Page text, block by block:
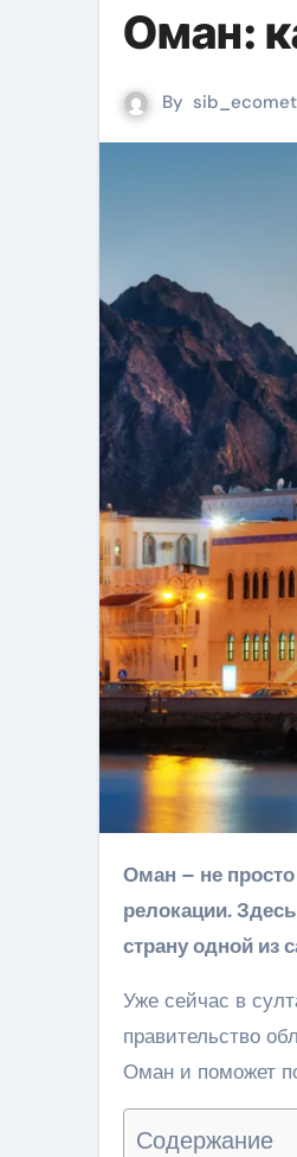
Оман:
By
Оман – не просто колоритная страна Персидского залива, но и перспективное направление для
релокации.
страну одной из
Уже сейчас в
правительство
Оман и поможет
Содержание